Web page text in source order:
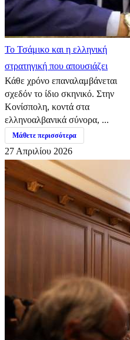
​Το Τσάμικο και η ελληνική
στρατηγική που απουσιάζει
Κάθε χρόνο επαναλαμβάνεται
σχεδόν το ίδιο σκηνικό. Στην
Κονίσπολη, κοντά στα
ελληνοαλβανικά σύνορα, ...
Μάθετε περισσότερα
27 Απριλίου 2026